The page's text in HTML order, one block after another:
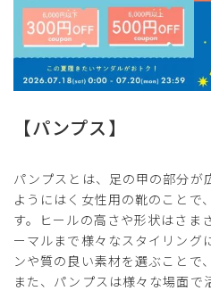
【パンプス】
パンプスとは、足の甲の部分が
ようにはく女性用の靴のことで
す。ヒールの高さや形状はさま
ーマルまで様々なスタイリング
ンや質の良い素材を選ぶことで
また、パンプスは様々な場面で